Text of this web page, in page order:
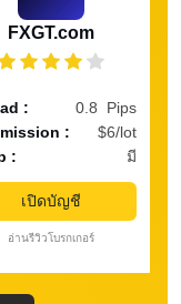
FXGT.com
:
0.8 Pips
:
$6/lot
:
มี
เปิดบัญชี
อ่านรีวิวโบรกเกอร์